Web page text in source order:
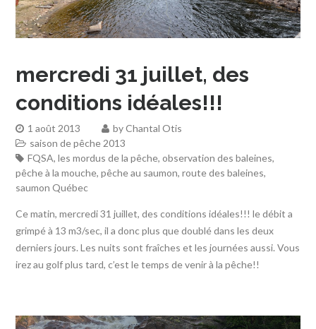
mercredi 31 juillet, des
conditions idéales!!!
1 août 2013 byChantal Otis
saison de pêche 2013
FQSA,les mordus de la pêche,observation des baleines,
pêche à la mouche,pêche au saumon,route des baleines,
saumon Québec
Ce matin, mercredi 31 juillet, des conditions idéales!!! le débit a
grimpé à 13 m3/sec, il a donc plus que doublé dans les deux
derniers jours. Les nuits sont fraîches et les journées aussi. Vous
irez au golf plus tard, c’est le temps de venir à la pêche!!